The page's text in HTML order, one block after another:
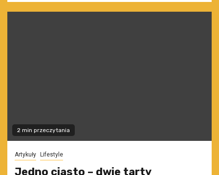
2 min przeczytania
Artykuły Lifestyle
Jedno ciasto – dwie tarty